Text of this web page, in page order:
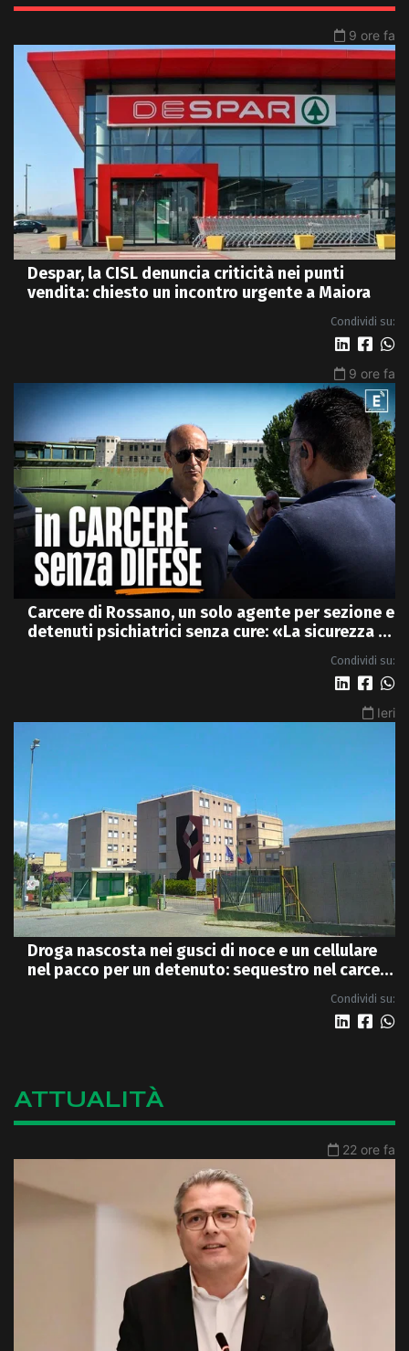
9 ore fa
Despar, la CISL denuncia criticità nei punti
vendita: chiesto un incontro urgente a Maiora
Condividi su:
9 ore fa
Carcere di Rossano, un solo agente per sezione e
detenuti psichiatrici senza cure: «La sicurezza è
Condividi su:
Ieri
Droga nascosta nei gusci di noce e un cellulare
nel pacco per un detenuto: sequestro nel carcere
Condividi su:
ATTUALITÀ
22 ore fa